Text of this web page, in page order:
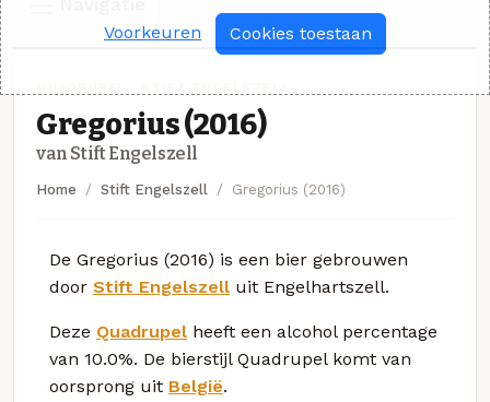
Gregorius (2016)
van Stift Engelszell
Home Stift Engelszell Gregorius (2016)
De Gregorius (2016) is een bier gebrouwen
door Stift Engelszell uit Engelhartszell.
Deze Quadrupel heeft een alcohol percentage
van 10.0%. De bierstijl Quadrupel komt van
oorsprong uit België.
Voorkeuren Cookies toestaan